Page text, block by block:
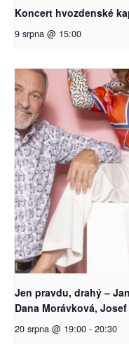
Koncert hvozdenské
9 srpna @ 15:00
Jen pravdu, drahý –
Dana Morávková,
20 srpna @ 19:00 - 20:30